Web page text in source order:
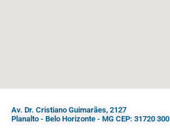
Av. Dr. Cristiano Guimarães, 2127
Planalto - Belo Horizonte - MG CEP: 31720 300